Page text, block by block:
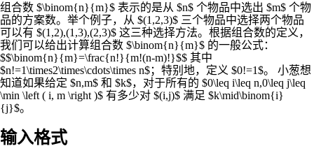
组合数 $\binom{n}{m}$ 表示的是从 $n$ 个物品中选出 $m$ 个物
品的方案数。举个例子，从 $(1,2,3)$ 三个物品中选择两个物品
可以有 $(1,2),(1,3),(2,3)$ 这三种选择方法。根据组合数的定义，
我们可以给出计算组合数 $\binom{n}{m}$ 的一般公式：
$$\binom{n}{m}=\frac{n!}{m!(n-m)!}$$ 其中
$n!=1\times2\times\cdots\times n$；特别地，定义 $0!=1$。 小葱想
知道如果给定 $n,m$ 和 $k$，对于所有的 $0\leq i\leq n,0\leq j\leq
\min \left ( i, m \right )$ 有多少对 $(i,j)$ 满足 $k\mid\binom{i}
{j}$。
输入格式